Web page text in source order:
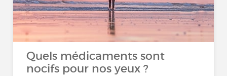
Quels médicaments sont
nocifs pour nos yeux ?